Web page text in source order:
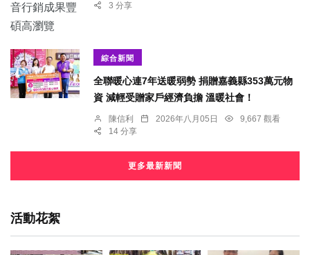
3 分享
綜合新聞
全聯暖心連7年送暖弱勢 捐贈嘉義縣353萬元物
資 減輕受贈家戶經濟負擔 溫暖社會！
陳信利 2026年八月05日
9,667 觀看
14 分享
更多最新新聞
活動花絮